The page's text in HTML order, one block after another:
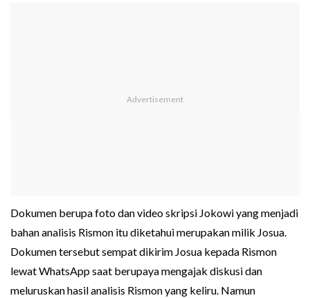
Dokumen berupa foto dan video skripsi Jokowi yang menjadi
bahan analisis Rismon itu diketahui merupakan milik Josua.
Dokumen tersebut sempat dikirim Josua kepada Rismon
lewat WhatsApp saat berupaya mengajak diskusi dan
meluruskan hasil analisis Rismon yang keliru. Namun